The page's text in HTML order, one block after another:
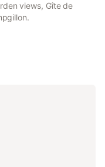
views, Gîte de